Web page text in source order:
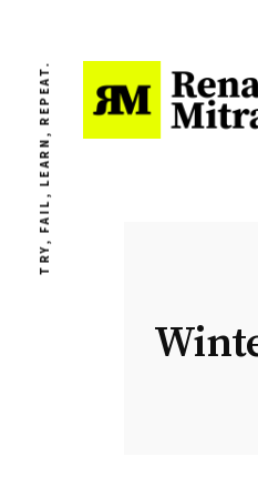
TRY, FAIL, LEARN, REPEAT.